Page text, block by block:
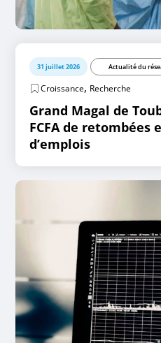
31 juillet 2026 Actualité du
Croissance, Recherche
Grand Magal de
FCFA de
d’emplois